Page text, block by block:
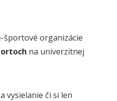
športové organizácie
na univerzitnej
vysielanie či si len